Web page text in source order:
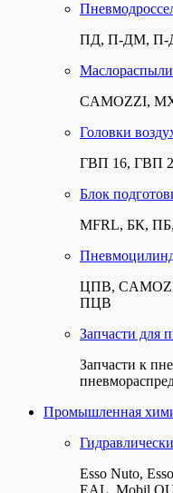
ПД, П-ДМ, П-
CAMOZZI,
Головки
ГВП 16, ГВП
Блок
MFRL, БК,
ЦПВ,
ПЦВ
Запчасти для
Запчасти к
Промышленная
Esso Nuto,
EAL, Mobil